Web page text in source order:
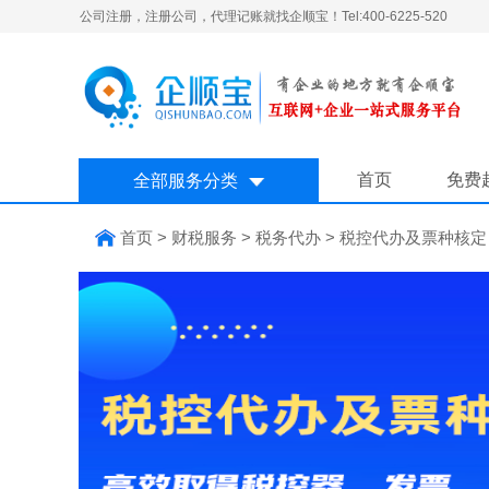
公司注册，注册公司，代理记账就找企顺宝！Tel:400-6225-520
全部服务分类 首页 免费
首页 > 财税服务 > 税务代办 > 税控代办及票种核定